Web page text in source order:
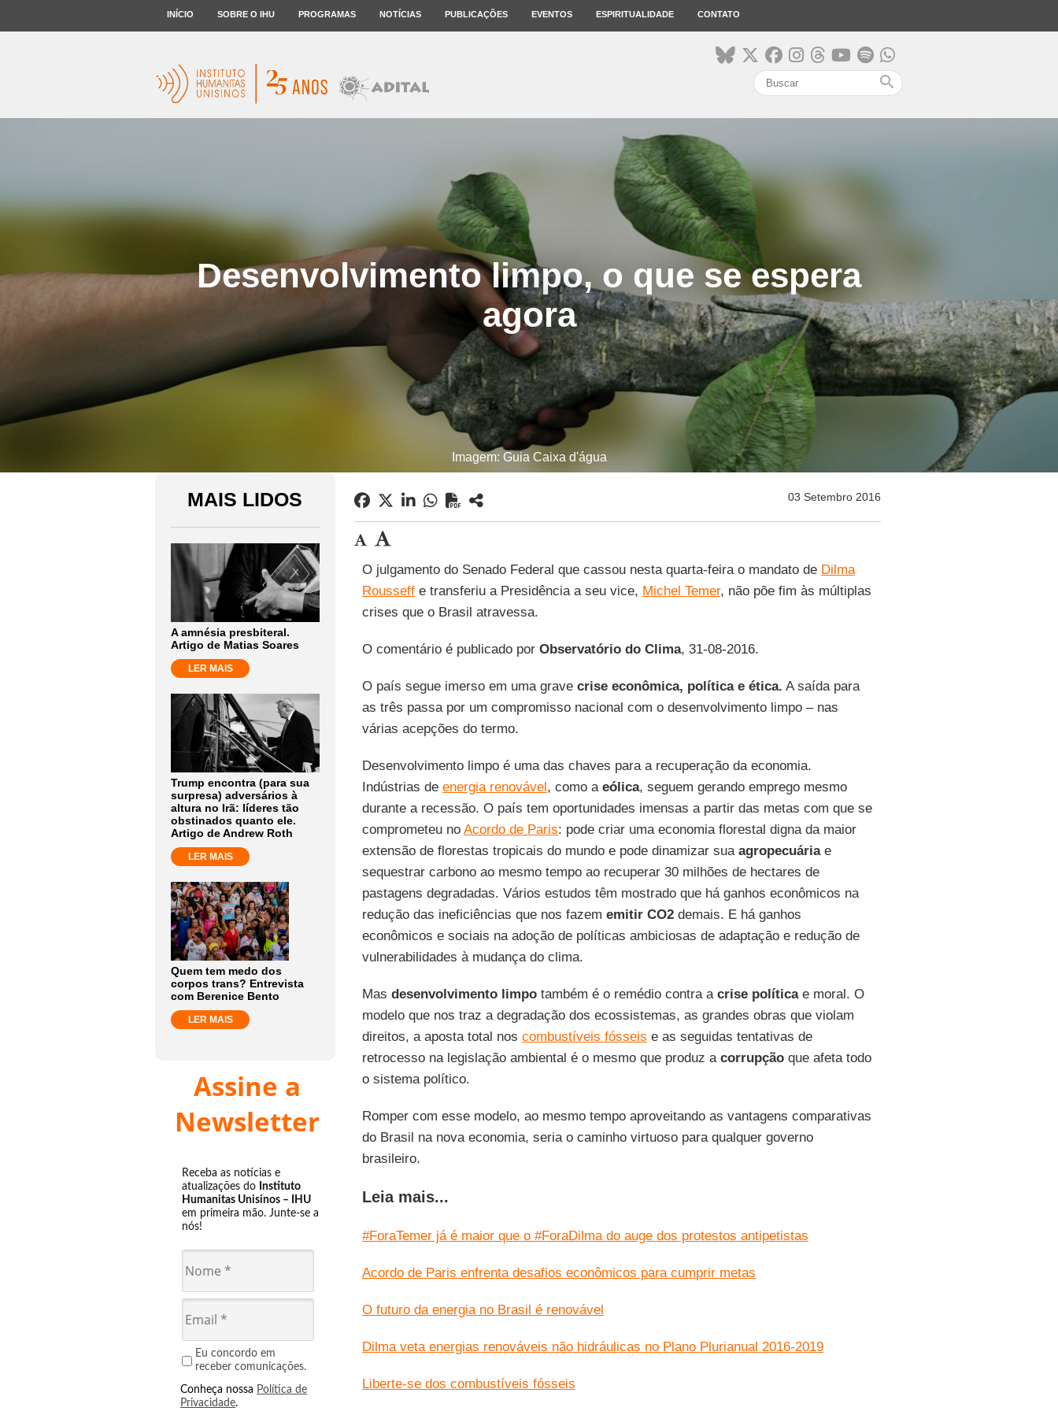
INÍCIO SOBRE O IHU PROGRAMAS NOTÍCIAS PUBLICAÇÕES EVENTOS ESPIRITUALIDADE CONTATO
search
Desenvolvimento limpo, o que se espera
agora
Imagem: Guia Caixa d'água
MAIS LIDOS
A amnésia presbiteral.
Artigo de Matias Soares
LER MAIS
Trump encontra (para sua
surpresa) adversários à
altura no Irã: líderes tão
obstinados quanto ele.
Artigo de Andrew Roth
LER MAIS
Quem tem medo dos
corpos trans? Entrevista
com Berenice Bento
LER MAIS
Assine a
Newsletter
Receba as notícias e
atualizações do Instituto
Humanitas Unisinos – IHU
em primeira mão. Junte-se a
nós!
Eu concordo em
receber comunicações.
Conheça nossa Política de
Privacidade.
03 Setembro 2016
O julgamento do Senado Federal que cassou nesta quarta-feira o mandato de Dilma
Rousseffe transferiu a Presidência a seu vice, Michel Temer, não põe fim às múltiplas
crises que o Brasil atravessa.
O comentário é publicado por Observatório do Clima, 31-08-2016.
O país segue imerso em uma grave crise econômica, política e ética. A saída para
as três passa por um compromisso nacional com o desenvolvimento limpo – nas
várias acepções do termo.
Desenvolvimento limpo é uma das chaves para a recuperação da economia.
Indústrias de energia renovável, como a eólica, seguem gerando emprego mesmo
durante a recessão. O país tem oportunidades imensas a partir das metas com que se
comprometeu no Acordo de Paris: pode criar uma economia florestal digna da maior
extensão de florestas tropicais do mundo e pode dinamizar sua agropecuáriae
sequestrar carbono ao mesmo tempo ao recuperar 30 milhões de hectares de
pastagens degradadas. Vários estudos têm mostrado que há ganhos econômicos na
redução das ineficiências que nos fazem emitir CO2demais. E há ganhos
econômicos e sociais na adoção de políticas ambiciosas de adaptação e redução de
vulnerabilidades à mudança do clima.
Mas desenvolvimento limpotambém é o remédio contra a crise políticae moral. O
modelo que nos traz a degradação dos ecossistemas, as grandes obras que violam
direitos, a aposta total nos combustíveis fósseis e as seguidas tentativas de
retrocesso na legislação ambiental é o mesmo que produz a corrupçãoque afeta todo
o sistema político.
Romper com esse modelo, ao mesmo tempo aproveitando as vantagens comparativas
do Brasil na nova economia, seria o caminho virtuoso para qualquer governo
brasileiro.
Leia mais...
#ForaTemer já é maior que o #ForaDilma do auge dos protestos antipetistas
Acordo de Paris enfrenta desafios econômicos para cumprir metas
O futuro da energia no Brasil é renovável
Dilma veta energias renováveis não hidráulicas no Plano Plurianual 2016-2019
Liberte-se dos combustíveis fósseis